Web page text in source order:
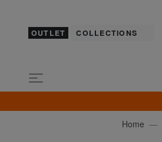
OUTLET COLLECTIONS
Home